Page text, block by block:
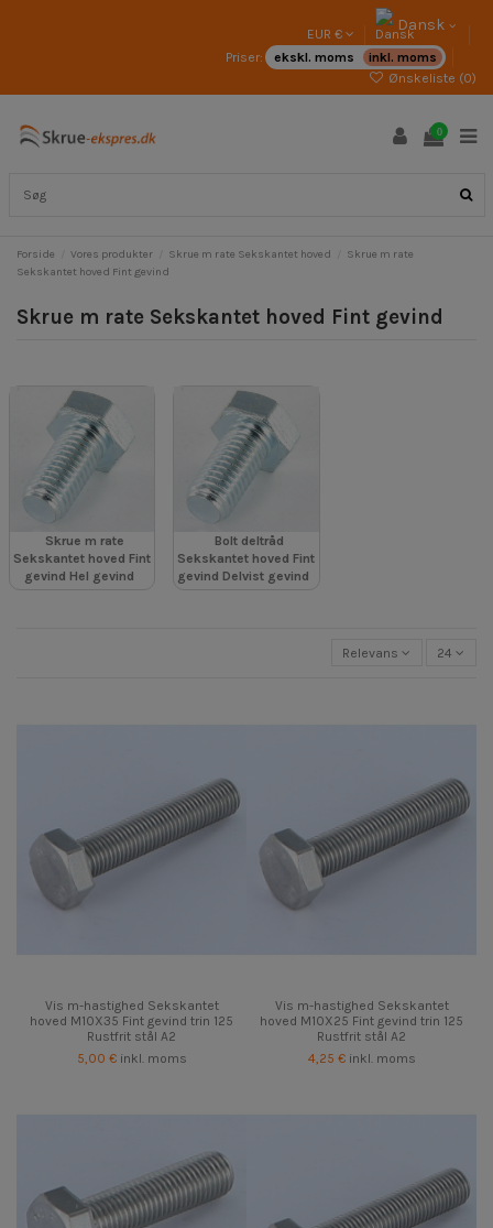
EUR € Dansk
Priser: ekskl. moms
inkl. moms
Ønskeliste (0)
0
Forside Vores produkter Skrue m rate Sekskantet hoved
Skrue m rate
Sekskantet hoved Fint gevind
Skrue m rate Sekskantet hoved Fint gevind
Skrue m rate
Sekskantet hoved Fint
gevind Hel gevind
Bolt deltråd
Sekskantet hoved Fint
gevind Delvist gevind
Relevans 24
Vis m-hastighed Sekskantet
hoved M10X35 Fint gevind trin 125
Rustfrit stål A2
5,00 € inkl. moms
Vis m-hastighed Sekskantet
hoved M10X25 Fint gevind trin 125
Rustfrit stål A2
4,25 € inkl. moms